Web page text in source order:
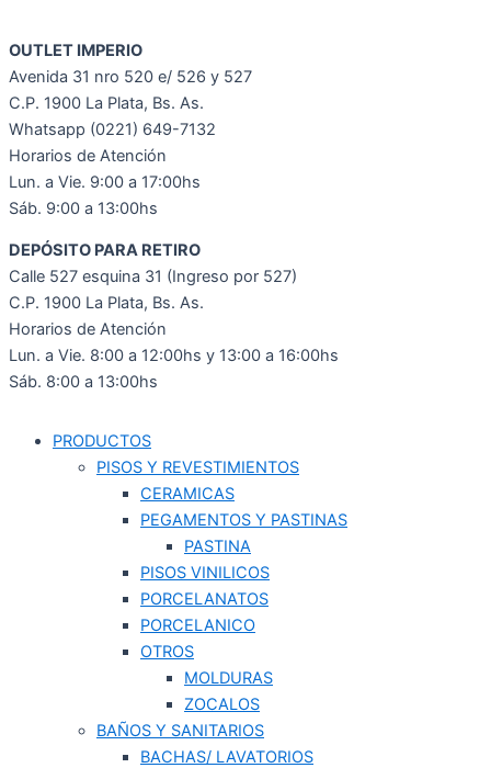
OUTLET IMPERIO
Avenida 31 nro 520 e/ 526 y 527
C.P. 1900 La Plata, Bs. As.
Whatsapp (0221) 649-7132
Horarios de Atención
Lun. a Vie. 9:00 a 17:00hs
Sáb. 9:00 a 13:00hs
DEPÓSITO PARA RETIRO
Calle 527 esquina 31 (Ingreso por 527)
C.P. 1900 La Plata, Bs. As.
Horarios de Atención
Lun. a Vie. 8:00 a 12:00hs y 13:00 a 16:00hs
Sáb. 8:00 a 13:00hs
PRODUCTOS
PISOS Y REVESTIMIENTOS
CERAMICAS
PEGAMENTOS Y PASTINAS
PASTINA
PISOS VINILICOS
PORCELANATOS
PORCELANICO
OTROS
MOLDURAS
ZOCALOS
BAÑOS Y SANITARIOS
BACHAS/ LAVATORIOS